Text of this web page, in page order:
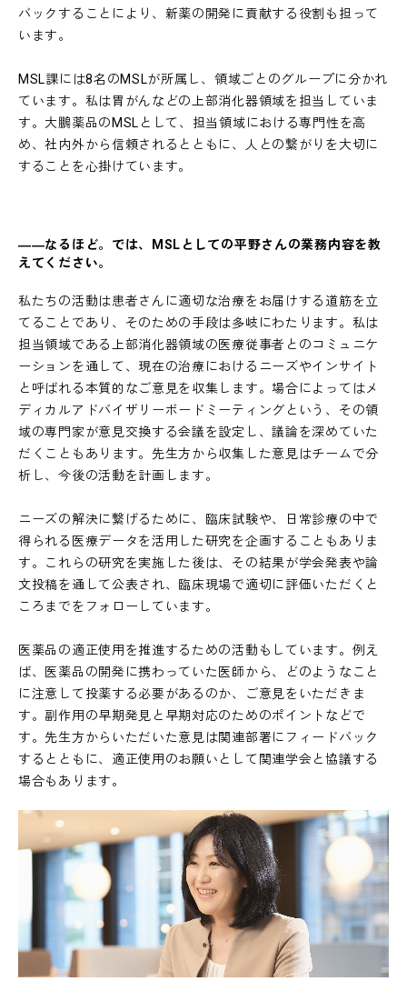
バックすることにより、新薬の開発に貢献する役割も担って
います。
MSL課には8名のMSLが所属し、領域ごとのグループに分かれ
ています。私は胃がんなどの上部消化器領域を担当していま
す。大鵬薬品のMSLとして、担当領域における専門性を高
め、社内外から信頼されるとともに、人との繋がりを大切に
することを心掛けています。
――なるほど。では、MSLとしての平野さんの業務内容を教
えてください。
私たちの活動は患者さんに適切な治療をお届けする道筋を立
てることであり、そのための手段は多岐にわたります。私は
担当領域である上部消化器領域の医療従事者とのコミュニケ
ーションを通して、現在の治療におけるニーズやインサイト
と呼ばれる本質的なご意見を収集します。場合によってはメ
ディカルアドバイザリーボードミーティングという、その領
域の専門家が意見交換する会議を設定し、議論を深めていた
だくこともあります。先生方から収集した意見はチームで分
析し、今後の活動を計画します。
ニーズの解決に繋げるために、臨床試験や、日常診療の中で
得られる医療データを活用した研究を企画することもありま
す。これらの研究を実施した後は、その結果が学会発表や論
文投稿を通して公表され、臨床現場で適切に評価いただくと
ころまでをフォローしています。
医薬品の適正使用を推進するための活動もしています。例え
ば、医薬品の開発に携わっていた医師から、どのようなこと
に注意して投薬する必要があるのか、ご意見をいただきま
す。副作用の早期発見と早期対応のためのポイントなどで
す。先生方からいただいた意見は関連部署にフィードバック
するとともに、適正使用のお願いとして関連学会と協議する
場合もあります。